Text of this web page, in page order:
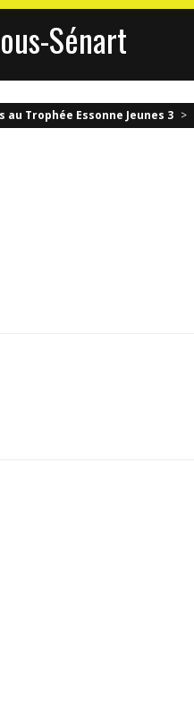
Sénart
au Trophée Essonne Jeunes 3 >